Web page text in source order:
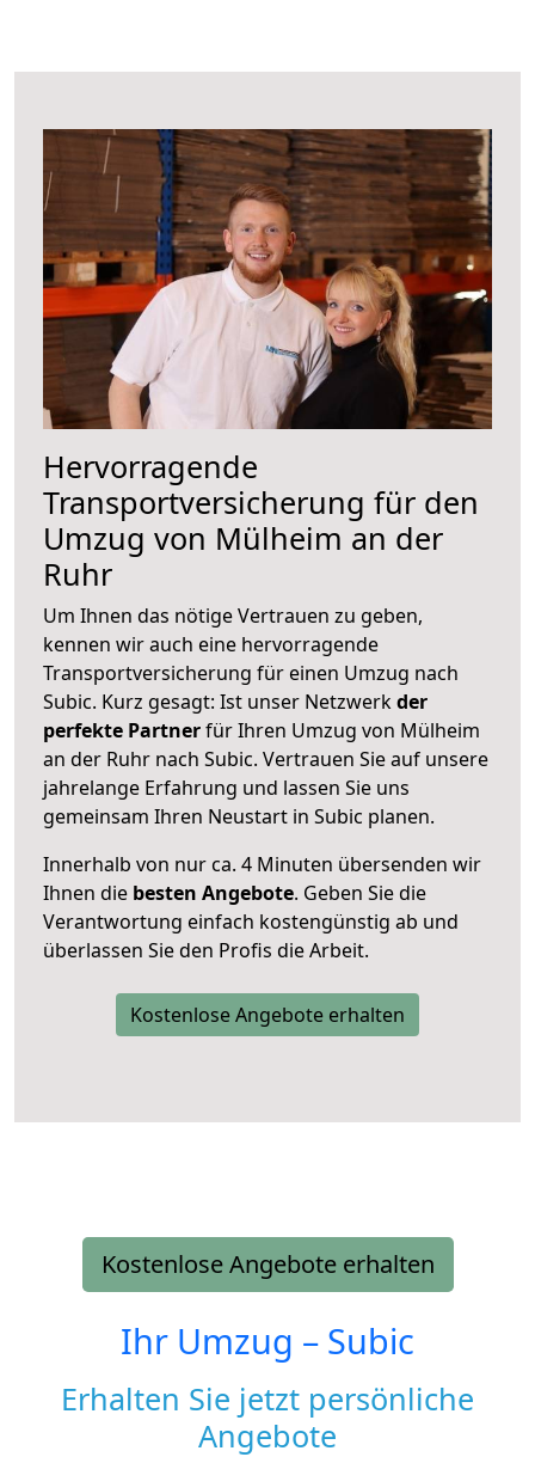
Hervorragende
Transportversicherung für den
Umzug von Mülheim an der
Ruhr
Um Ihnen das nötige Vertrauen zu geben,
kennen wir auch eine hervorragende
Transportversicherung für einen Umzug nach
Subic. Kurz gesagt: Ist unser Netzwerkder
perfekte Partnerfür Ihren Umzug von Mülheim
an der Ruhr nach Subic. Vertrauen Sie auf unsere
jahrelange Erfahrung und lassen Sie uns
gemeinsam Ihren Neustart in Subic planen.
Innerhalb von nur ca. 4 Minuten übersenden wir
Ihnen die besten Angebote. Geben Sie die
Verantwortung einfach kostengünstig ab und
überlassen Sie den Profis die Arbeit.
Kostenlose Angebote erhalten
Kostenlose Angebote erhalten
Ihr Umzug – Subic
Erhalten Sie jetzt persönliche
Angebote